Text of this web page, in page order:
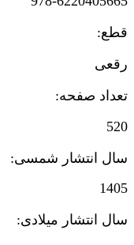
قطع:
رقعی
تعداد صفحه:
520
سال انتشار شمسی:
1405
سال انتشار میلادی: